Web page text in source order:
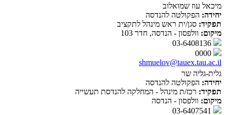
מיכאל עוז שמואלוב
יחידה: הפקולטה להנדסה
תפקיד: סגן/ית ראש מינהל לתקציב
מיקום: וולפסון - הנדסה, חדר 103
shmuelov@tauex.tau.ac.il
גלית-גליה שר
יחידה: הפקולטה להנדסה
תפקיד: רכז/ת מינהל - המחלקה להנדסת תעשייה
מיקום: וולפסון - הנדסה